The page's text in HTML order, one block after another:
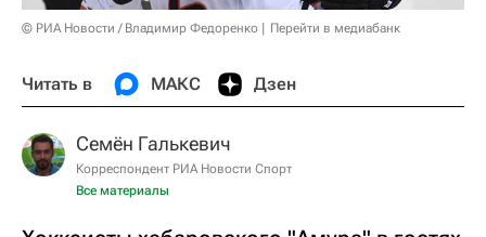
© РИА Новости / Владимир Федоренко Перейти в медиабанк
Читать в МАКС Дзен
Семён Галькевич
Корреспондент РИА Новости Спорт
Все материалы